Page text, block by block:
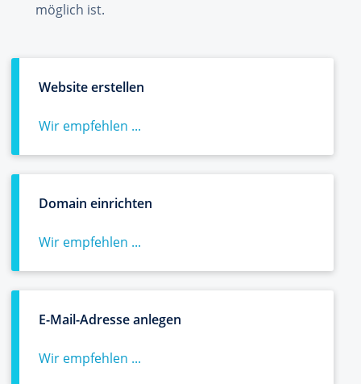
möglich ist.
Website erstellen
Wir empfehlen ...
Domain einrichten
Wir empfehlen ...
E-Mail-Adresse anlegen
Wir empfehlen ...